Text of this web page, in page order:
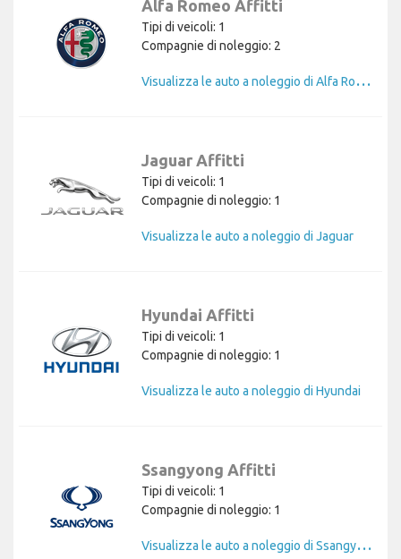
Alfa Romeo Affitti
Tipi di veicoli: 1
Compagnie di noleggio: 2
V
isualizza le auto a noleggio di Alfa Romeo
Jaguar Affitti
Tipi di veicoli: 1
Compagnie di noleggio: 1
Visualizza le auto a noleggio di Jaguar
Hyundai Affitti
Tipi di veicoli: 1
Compagnie di noleggio: 1
Visualizza le auto a noleggio di Hyundai
Ssangyong Affitti
Tipi di veicoli: 1
Compagnie di noleggio: 1
V
isualizza le auto a noleggio di Ssangyong